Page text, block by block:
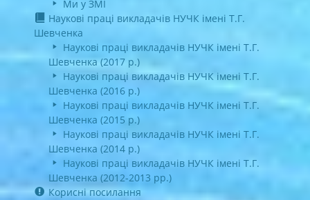
Ми у ЗМІ
Наукові праці викладачів НУЧК імені Т.Г.
Шевченка
Наукові праці викладачів НУЧК імені Т.Г.
Шевченка (2017 р.)
Наукові праці викладачів НУЧК імені Т.Г.
Шевченка (2016 р.)
Наукові праці викладачів НУЧК імені Т.Г.
Шевченка (2015 р.)
Наукові праці викладачів НУЧК імені Т.Г.
Шевченка (2014 р.)
Наукові праці викладачів НУЧК імені Т.Г.
Шевченка (2012-2013 рр.)
Корисні посилання